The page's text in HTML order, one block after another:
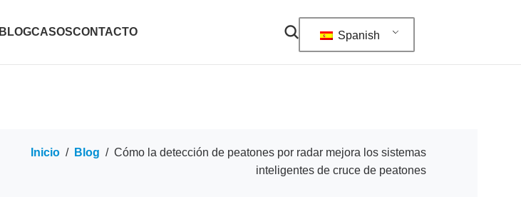
BLOGCASOSCONTACTO Spanish
Inicio / Blog / Cómo la detección de peatones por radar mejora los sistemas
inteligentes de cruce de peatones